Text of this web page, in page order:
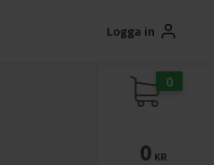
Logga in
0
0 KR